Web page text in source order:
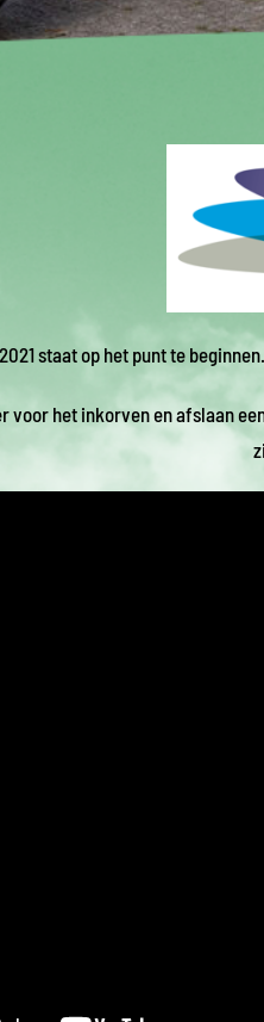
staat op het punt te
voor het inkorven en afslaan